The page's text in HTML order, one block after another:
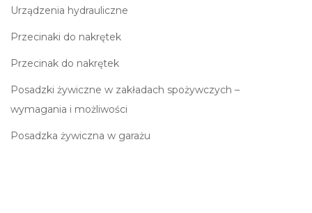
Urządzenia hydrauliczne
Przecinaki do nakrętek
Przecinak do nakrętek
Posadzki żywiczne w zakładach spożywczych –
wymagania i możliwości
Posadzka żywiczna w garażu